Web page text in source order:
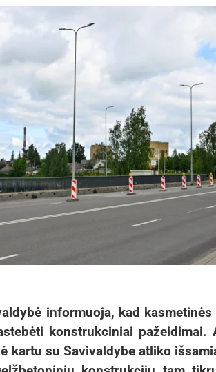
informuoja, kad
konstrukciniai pažeidimai.
kartu su Savivaldybe atliko